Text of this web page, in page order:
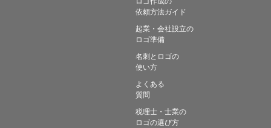
依頼方法ガイド
起業・会社設立の
ロゴ準備
名刺とロゴの
使い方
よくある
質問
税理士・士業の
ロゴの選び方